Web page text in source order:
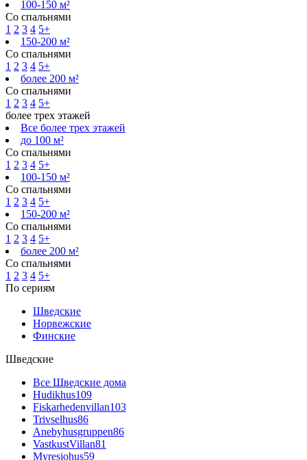
100-150 м²
Со спальнями
1 2 3 4 5+
150-200 м²
Со спальнями
1 2 3 4 5+
более 200 м²
Со спальнями
1 2 3 4 5+
более трех этажей
Все более трех этажей
до 100 м²
Со спальнями
1 2 3 4 5+
100-150 м²
Со спальнями
1 2 3 4 5+
150-200 м²
Со спальнями
1 2 3 4 5+
более 200 м²
Со спальнями
1 2 3 4 5+
По сериям
Шведские
Норвежские
Финские
Шведские
Все Шведские дома
Hudikhus109
Fiskarhedenvillan103
Trivselhus86
Anebyhusgruppen86
VastkustVillan81
Myresjohus59